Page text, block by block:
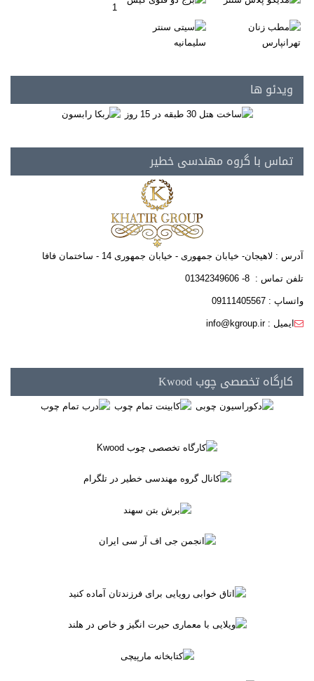
ویدئو ها
تماس با گروه مهندسی خطیر
آدرس : لاهیجان- خیابان جمهوری - خیابان جمهوری 14 - ساختمان فافا
تلفن تماس : 8- 01342349606
واتساپ : 09111405567
ایمیل : info@kgroup.ir
کارگاه تخصصی چوب Kwood